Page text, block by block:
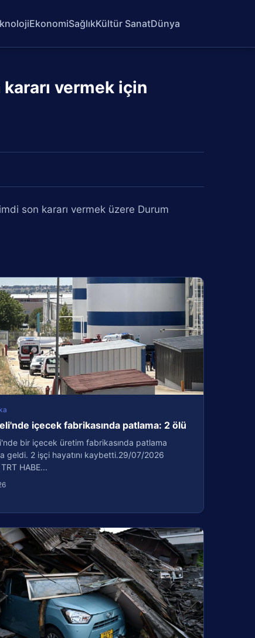
EkonomiSağlıkKültür SanatDünya
vermek için
son kararı vermek üzere Durum
içecek fabrikasında patlama: 2 ölü
bir içecek üretim fabrikasında patlama
geldi. 2 işçi hayatını kaybetti.29/07/2026
HABE...